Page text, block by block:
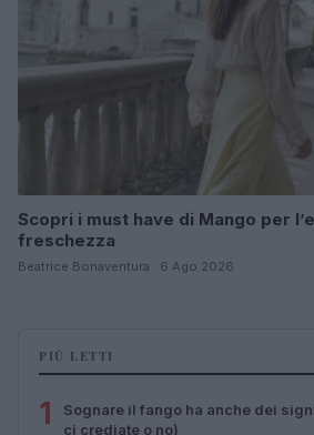
Scopri i must have di Mango per
freschezza
Beatrice Bonaventura · 6 Ago 2026
PIÙ LETTI
1
Sognare il fango ha anche dei
ci crediate o no)